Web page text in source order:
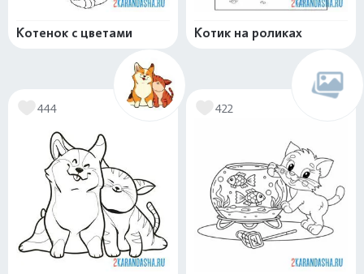
Котенок с цветами Котик на роликах
444 422